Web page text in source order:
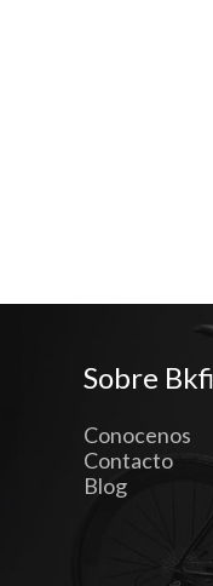
Sobre
Conocenos
Contacto
Blog